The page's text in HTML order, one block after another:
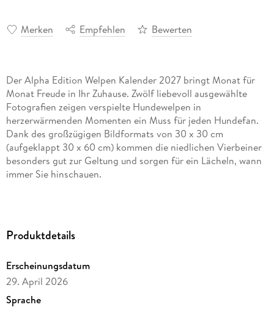
Merken Empfehlen Bewerten
Der Alpha Edition Welpen Kalender 2027 bringt Monat für
Monat Freude in Ihr Zuhause. Zwölf liebevoll ausgewählte
Fotografien zeigen verspielte Hundewelpen in
herzerwärmenden Momenten ein Muss für jeden Hundefan.
Dank des großzügigen Bildformats von 30 x 30 cm
(aufgeklappt 30 x 60 cm) kommen die niedlichen Vierbeiner
besonders gut zur Geltung und sorgen für ein Lächeln, wann
immer Sie hinschauen.
Hochwertiger Druck auf zertifiziertem Papier aus
nachhaltiger Forstwirtschaft
Produktdetails
Erscheinungsdatum
29. April 2026
Sprache